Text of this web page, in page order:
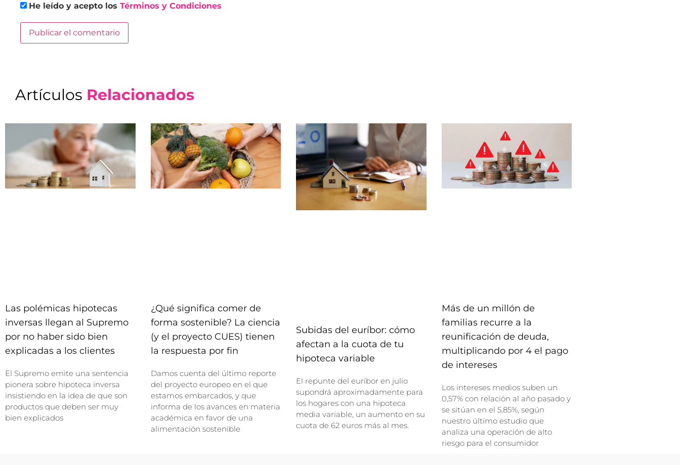
He leído y acepto los Términos y Condiciones
Artículos Relacionados
Las polémicas hipotecas
inversas llegan al Supremo
por no haber sido bien
explicadas a los clientes
El Supremo emite una sentencia
pionera sobre hipoteca inversa
insistiendo en la idea de que son
productos que deben ser muy
bien explicados
¿Qué significa comer de
forma sostenible? La ciencia
(y el proyecto CUES) tienen
la respuesta por fin
Damos cuenta del último reporte
del proyecto europeo en el que
estamos embarcados, y que
informa de los avances en materia
académica en favor de una
alimentación sostenible
Subidas del euríbor: cómo
afectan a la cuota de tu
hipoteca variable
El repunte del euríbor en julio
supondrá aproximadamente para
los hogares con una hipoteca
media variable, un aumento en su
cuota de 62 euros más al mes.
Más de un millón de
familias recurre a la
reunificación de deuda,
multiplicando por 4 el pago
de intereses
Los intereses medios suben un
0,57% con relación al año pasado y
se sitúan en el 5,85%, según
nuestro último estudio que
analiza una operación de alto
riesgo para el consumidor